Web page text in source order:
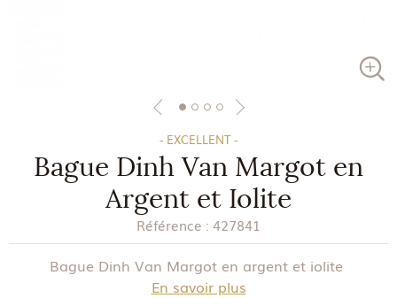
- EXCELLENT -
Bague Dinh Van Margot en
Argent et Iolite
Référence : 427841
Bague Dinh Van Margot en argent et iolite
En savoir plus